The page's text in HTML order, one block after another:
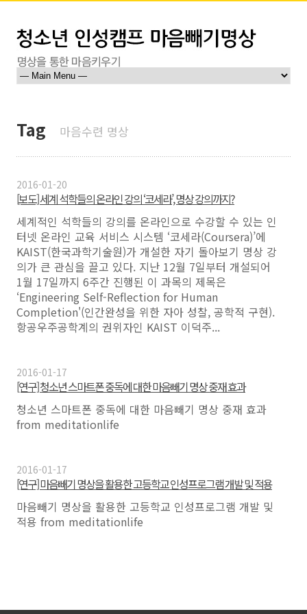
Tag 마음수련 명상
2016-01-20
[보도] 세계 석학들의 온라인 강의 ‘코세라’, 명상 강의까지?
세계적인 석학들의 강의를 온라인으로 수강할 수 있는 인
터넷 온라인 교육 서비스 시스템 ‘코세라(Coursera)’에
KAIST(한국과학기술원)가 개설한 자기 돌아보기 명상 강
의가 큰 관심을 끌고 있다. 지난 12월 7일부터 개설되어
1월 17일까지 6주간 진행된 이 과목의 제목은
‘Engineering Self-Reflection for Human
Completion'(인간완성을 위한 자아 성찰, 공학적 구현).
항공우주공학계의 권위자인 KAIST 이덕주...
2016-01-17
[연구] 청소년 스마트폰 중독에 대한 마음빼기 명상 중재 효과
청소년 스마트폰 중독에 대한 마음빼기 명상 중재 효과
from meditationlife
2016-01-17
[연구] 마음빼기 명상을 활용한 고등학교 인성프로그램 개발 및 적용
마음빼기 명상을 활용한 고등학교 인성프로그램 개발 및
적용 from meditationlife